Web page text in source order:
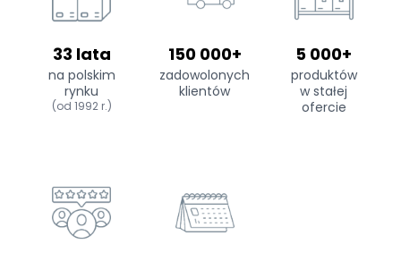
33 lata
na polskim
rynku
(od 1992 r.)
150 000+
zadowolonych
klientów
5 000+
produktów
w stałej
ofercie